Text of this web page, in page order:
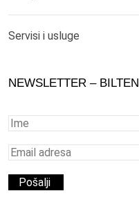
Servisi i usluge
NEWSLETTER – BILTEN